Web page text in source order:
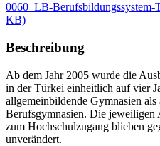
0060_LB-Berufsbildungssystem-
KB)
Beschreibung
Ab dem Jahr 2005 wurde die
in der Türkei einheitlich auf vier
allgemeinbildende Gymnasien
Berufsgymnasien. Die jeweiligen
zum Hochschulzugang blieben
unverändert.